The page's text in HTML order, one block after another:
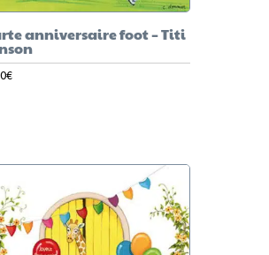
anniversaire foot – Titi
€